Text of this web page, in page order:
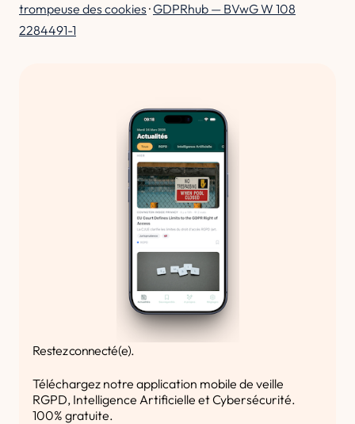
trompeuse des cookies ·GDPRhub — BVwG W 108
2284491-1
Restez connecté(e).
Téléchargez notre application mobile de veille
RGPD, Intelligence Artificielle et Cybersécurité.
100% gratuite.